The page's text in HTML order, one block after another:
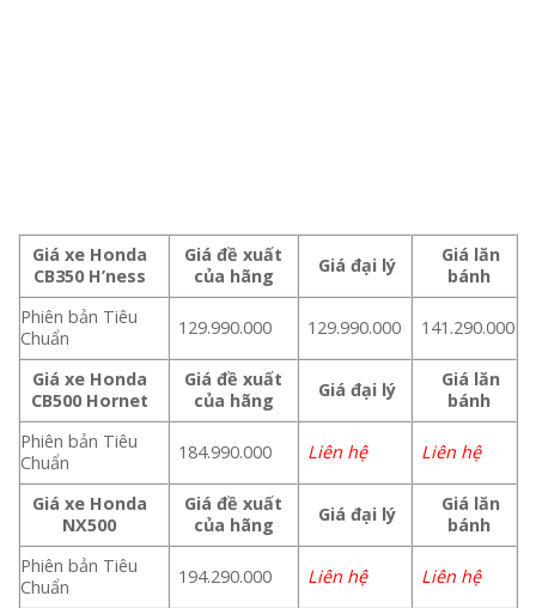
Giá xe Honda
CB350 H’ness
Giá đề xuất
của hãng
Giá đại lý
Giá lăn
bánh
Phiên bản Tiêu
Chuẩn
129.990.000 129.990.000 141.290.000
Giá xe Honda
CB500 Hornet
Giá đề xuất
của hãng
Giá đại lý
Giá lăn
bánh
Phiên bản Tiêu
Chuẩn
184.990.000 Liên hệ Liên hệ
Giá xe Honda
NX500
Giá đề xuất
của hãng
Giá đại lý
Giá lăn
bánh
Phiên bản Tiêu
Chuẩn
194.290.000 Liên hệ Liên hệ